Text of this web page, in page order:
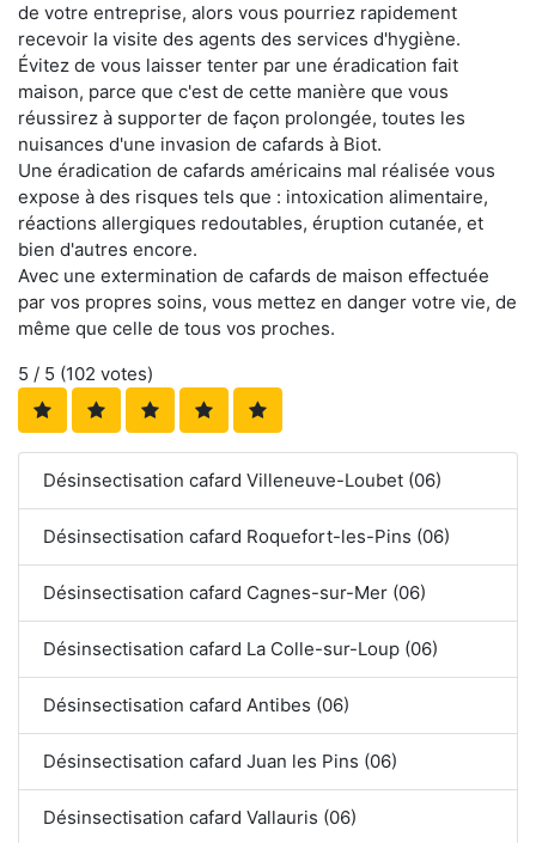
de votre entreprise, alors vous pourriez rapidement
recevoir la visite des agents des services d'hygiène.
Évitez de vous laisser tenter par une éradication fait
maison, parce que c'est de cette manière que vous
réussirez à supporter de façon prolongée, toutes les
nuisances d'une invasion de cafards à Biot.
Une éradication de cafards américains mal réalisée vous
expose à des risques tels que : intoxication alimentaire,
réactions allergiques redoutables, éruption cutanée, et
bien d'autres encore.
Avec une extermination de cafards de maison effectuée
par vos propres soins, vous mettez en danger votre vie, de
même que celle de tous vos proches.
5 / 5 (102 votes)
Désinsectisation cafard Villeneuve-Loubet (06)
Désinsectisation cafard Roquefort-les-Pins (06)
Désinsectisation cafard Cagnes-sur-Mer (06)
Désinsectisation cafard La Colle-sur-Loup (06)
Désinsectisation cafard Antibes (06)
Désinsectisation cafard Juan les Pins (06)
Désinsectisation cafard Vallauris (06)